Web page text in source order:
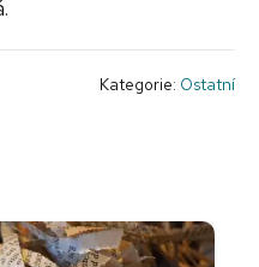
Kategorie: Ostatní